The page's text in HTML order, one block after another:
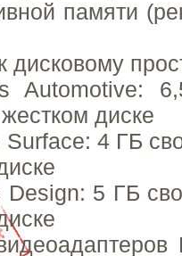
памяти
дисковому
Automotive:
диске
4 ГБ
5 ГБ